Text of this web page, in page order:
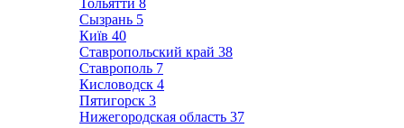
Тольятти 8
Сызрань 5
Київ 40
Ставропольский край 38
Ставрополь 7
Кисловодск 4
Пятигорск 3
Нижегородская область 37